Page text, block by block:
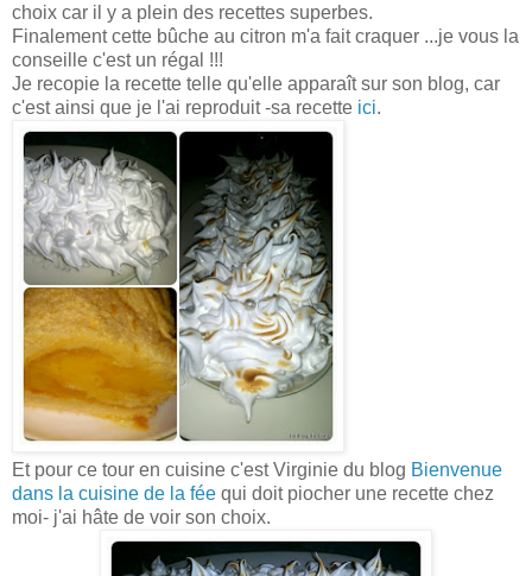
choix car il y a plein des recettes superbes.
Finalement cette bûche au citron m'a fait craquer ...je vous la
conseille c'est un régal !!!
Je recopie la recette telle qu'elle apparaît sur son blog, car
c'est ainsi que je l'ai reproduit -sa recette ici.
Et pour ce tour en cuisine c'est Virginie du blog Bienvenue
dans la cuisine de la fée qui doit piocher une recette chez
moi- j'ai hâte de voir son choix.